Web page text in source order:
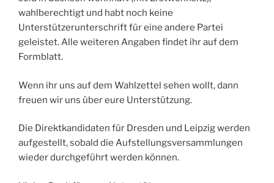
wahlberechtigt und habt noch keine
Unterstützerunterschrift für eine andere Partei
geleistet. Alle weiteren Angaben findet ihr auf dem
Formblatt.
Wenn ihr uns auf dem Wahlzettel sehen wollt, dann
freuen wir uns über eure Unterstützung.
Die Direktkandidaten für Dresden und Leipzig werden
aufgestellt, sobald die Aufstellungsversammlungen
wieder durchgeführt werden können.